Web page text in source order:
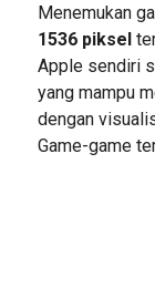
Menemukan
1536 piksel
Apple sendiri
yang mampu
dengan
Game-game